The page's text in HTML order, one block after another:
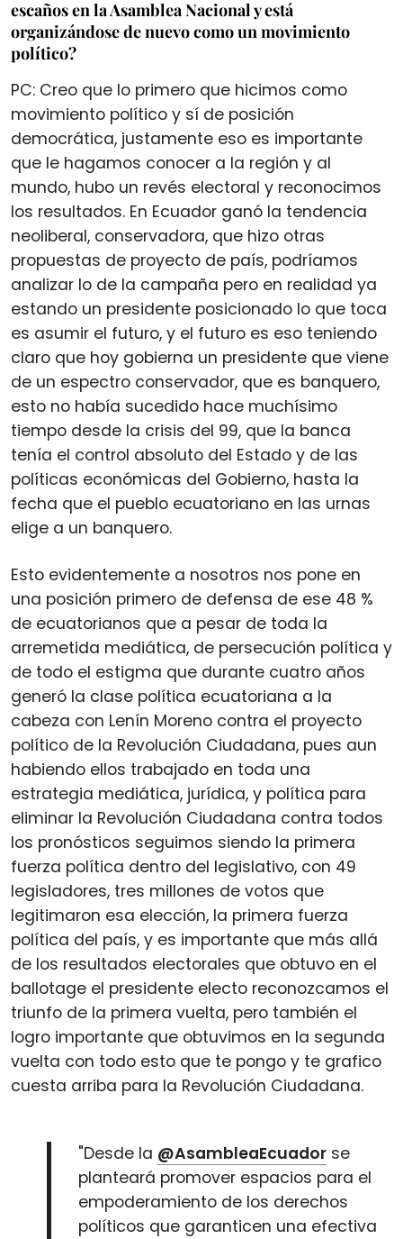
escaños en la Asamblea Nacional y está
organizándose de nuevo como un movimiento
político?
PC: Creo que lo primero que hicimos como
movimiento político y sí de posición
democrática, justamente eso es importante
que le hagamos conocer a la región y al
mundo, hubo un revés electoral y reconocimos
los resultados. En Ecuador ganó la tendencia
neoliberal, conservadora, que hizo otras
propuestas de proyecto de país, podríamos
analizar lo de la campaña pero en realidad ya
estando un presidente posicionado lo que toca
es asumir el futuro, y el futuro es eso teniendo
claro que hoy gobierna un presidente que viene
de un espectro conservador, que es banquero,
esto no había sucedido hace muchísimo
tiempo desde la crisis del 99, que la banca
tenía el control absoluto del Estado y de las
políticas económicas del Gobierno, hasta la
fecha que el pueblo ecuatoriano en las urnas
elige a un banquero.
Esto evidentemente a nosotros nos pone en
una posición primero de defensa de ese 48 %
de ecuatorianos que a pesar de toda la
arremetida mediática, de persecución política y
de todo el estigma que durante cuatro años
generó la clase política ecuatoriana a la
cabeza con Lenín Moreno contra el proyecto
político de la Revolución Ciudadana, pues aun
habiendo ellos trabajado en toda una
estrategia mediática, jurídica, y política para
eliminar la Revolución Ciudadana contra todos
los pronósticos seguimos siendo la primera
fuerza política dentro del legislativo, con 49
legisladores, tres millones de votos que
legitimaron esa elección, la primera fuerza
política del país, y es importante que más allá
de los resultados electorales que obtuvo en el
ballotage el presidente electo reconozcamos el
triunfo de la primera vuelta, pero también el
logro importante que obtuvimos en la segunda
vuelta con todo esto que te pongo y te grafico
cuesta arriba para la Revolución Ciudadana.
"Desde la @AsambleaEcuador se
planteará promover espacios para el
empoderamiento de los derechos
políticos que garanticen una efectiva